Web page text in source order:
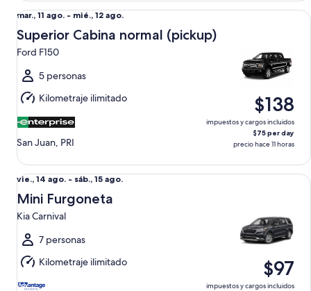
Del
mar.,
11
ago.
al
mié.,
12
ago.
mar., 11 ago. - mié., 12 ago.
Superior Cabina normal (pickup)
Ford F150
5 personas
Kilometraje ilimitado
San Juan, PRI
$138
impuestos y cargos incluidos
$75 per day
precio hace 11 horas
Superior Cabina normal (pickup) Ford F150
Del
vie.,
14
ago.
al
sáb.,
15
ago.
vie., 14 ago. - sáb., 15 ago.
Mini Furgoneta
Kia Carnival
7 personas
Kilometraje ilimitado
$97
impuestos y cargos incluidos
Mini Furgoneta Kia Carnival